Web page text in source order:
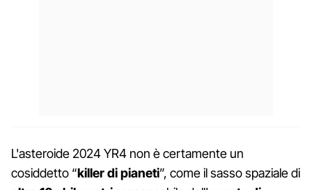
L'asteroide 2024 YR4 non è certamente un
cosiddetto “killer di pianeti”, come il sasso spaziale di